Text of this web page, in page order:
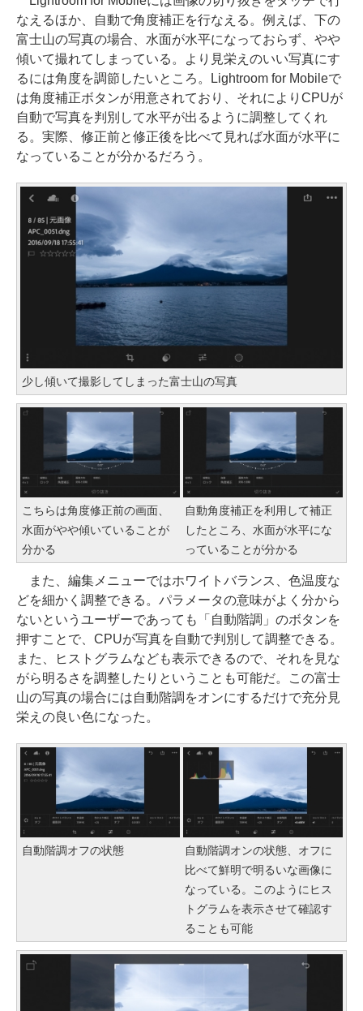
なえるほか、自動で角度補正を行なえる。例えば、下の
富士山の写真の場合、水面が水平になっておらず、やや
傾いて撮れてしまっている。より見栄えのいい写真にす
るには角度を調節したいところ。Lightroom for Mobileで
は角度補正ボタンが用意されており、それによりCPUが
自動で写真を判別して水平が出るように調整してくれ
る。実際、修正前と修正後を比べて見れば水面が水平に
なっていることが分かるだろう。
少し傾いて撮影してしまった富士山の写真
こちらは角度修正前の画面、
水面がやや傾いていることが
分かる
自動角度補正を利用して補正
したところ、水面が水平にな
っていることが分かる
また、編集メニューではホワイトバランス、色温度な
どを細かく調整できる。パラメータの意味がよく分から
ないというユーザーであっても「自動階調」のボタンを
押すことで、CPUが写真を自動で判別して調整できる。
また、ヒストグラムなども表示できるので、それを見な
がら明るさを調整したりということも可能だ。この富士
山の写真の場合には自動階調をオンにするだけで充分見
栄えの良い色になった。
自動階調オフの状態
自動階調オンの状態、オフに
比べて鮮明で明るいな画像に
なっている。このようにヒス
トグラムを表示させて確認す
ることも可能